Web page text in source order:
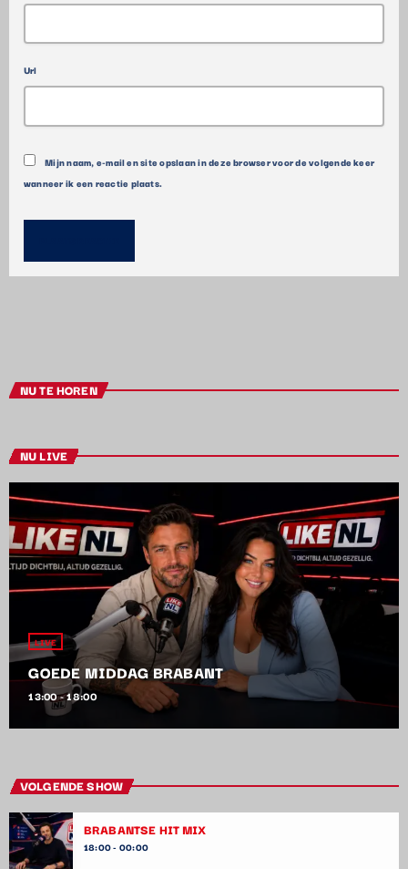
Url
Mijn naam, e-mail en site opslaan in deze browser voor de volgende keer
wanneer ik een reactie plaats.
NU TE HOREN
NU LIVE
LIVE
GOEDE MIDDAG BRABANT
13:00 - 18:00
VOLGENDE SHOW
BRABANTSE HIT MIX
18:00 - 00:00